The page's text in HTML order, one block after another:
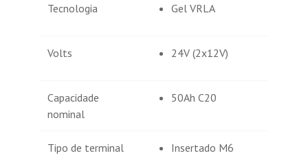
Tecnologia Gel VRLA
Volts 24V (2x12V)
Capacidade
nominal
50Ah C20
Tipo de terminal Insertado M6